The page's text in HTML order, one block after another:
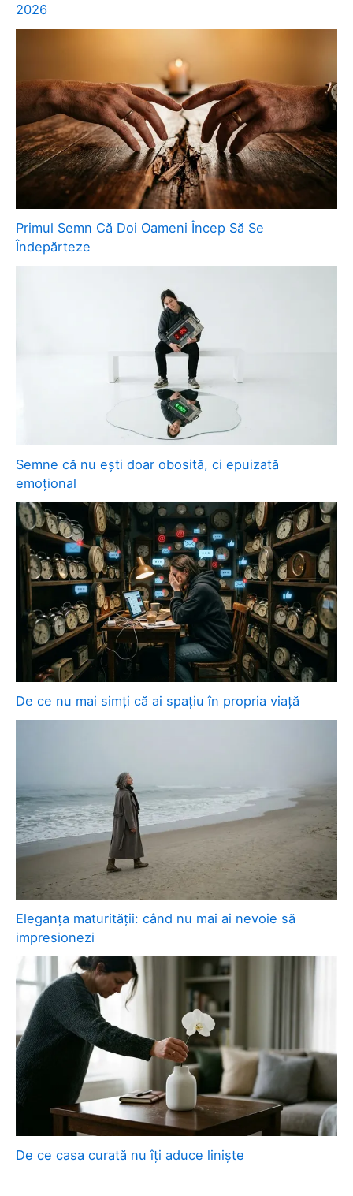
2026
Primul Semn Că Doi Oameni Încep Să Se
Îndepărteze
Semne că nu ești doar obosită, ci epuizată
emoțional
De ce nu mai simți că ai spațiu în propria viață
Eleganța maturității: când nu mai ai nevoie să
impresionezi
De ce casa curată nu îți aduce liniște